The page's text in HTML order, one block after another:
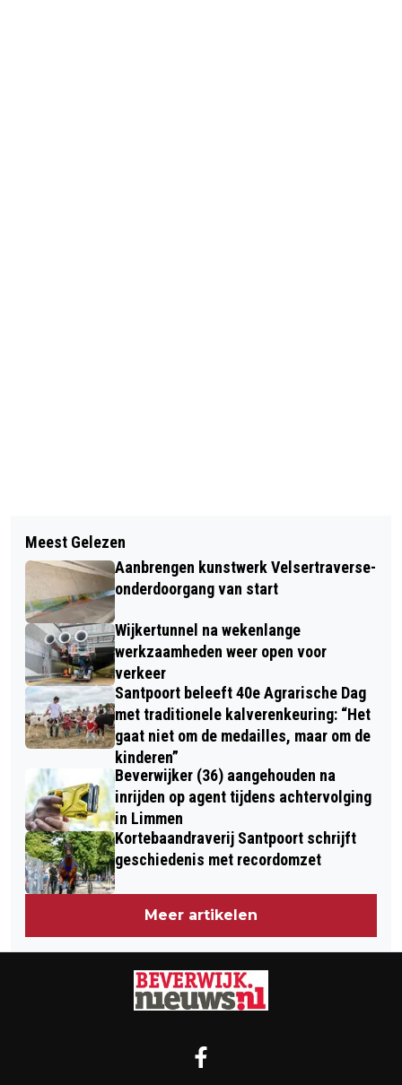
TE VOET HET BOERENLAND OP:
PROVINCIE STIMULEERT
BOERENLANDPADEN
BEVERWIJK VOOOR ELKAAR
ORGANISEERT SCOOTMOBIELTOCHT
VOOR 55+ERS
Meest Gelezen
Aanbrengen kunstwerk Velsertraverse-
onderdoorgang van start
Wijkertunnel na wekenlange
werkzaamheden weer open voor
verkeer
Santpoort beleeft 40e Agrarische Dag
met traditionele kalverenkeuring: “Het
gaat niet om de medailles, maar om de
kinderen”
Beverwijker (36) aangehouden na
inrijden op agent tijdens achtervolging
in Limmen
Kortebaandraverij Santpoort schrijft
geschiedenis met recordomzet
Meer artikelen